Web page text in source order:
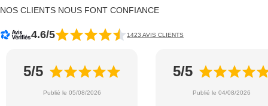
NOS CLIENTS NOUS FONT CONFIANCE
4.6/5 1423 AVIS CLIENTS
5/5
Publié le 05/08/2026
5/5
Publié le 04/08/2026